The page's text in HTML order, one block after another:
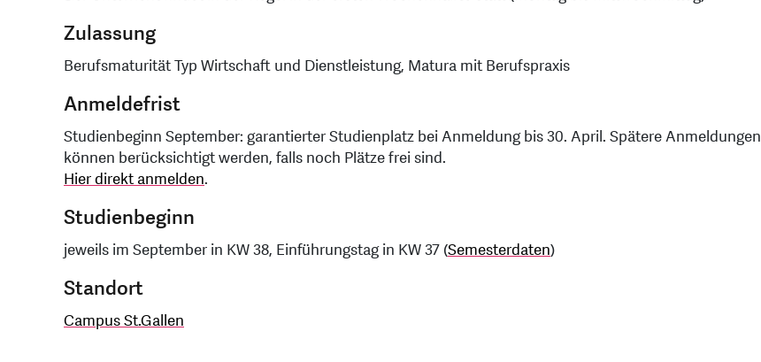
Zulassung
Berufsmaturität Typ Wirtschaft und Dienstleistung, Matura mit Berufspraxis
Anmeldefrist
Studienbeginn September: garantierter Studienplatz bei Anmeldung bis 30. April. Spätere Anmeldungen
können berücksichtigt werden, falls noch Plätze frei sind.
Hier direkt anmelden.
Studienbeginn
jeweils im September in KW 38, Einführungstag in KW 37 (Semesterdaten)
Standort
Campus St.Gallen